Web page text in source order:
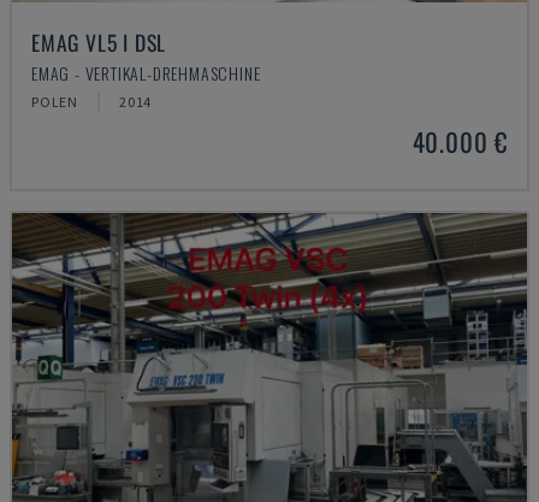
EMAG VL5 I DSL
EMAG - VERTIKAL-DREHMASCHINE
POLEN 2014
40.000 €